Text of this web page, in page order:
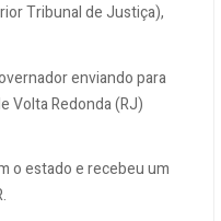
Tribunal de Justiça),
enviando para
Volta Redonda (RJ)
o estado e recebeu um